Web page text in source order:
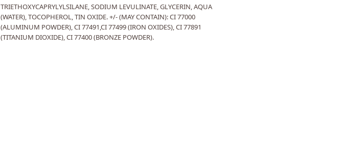
TRIETHOXYCAPRYLYLSILANE, SODIUM LEVULINATE, GLYCERIN, AQUA
(WATER), TOCOPHEROL, TIN OXIDE. +/- (MAY CONTAIN): CI 77000
(ALUMINUM POWDER), CI 77491,CI 77499 (IRON OXIDES), CI 77891
(TITANIUM DIOXIDE), CI 77400 (BRONZE POWDER).